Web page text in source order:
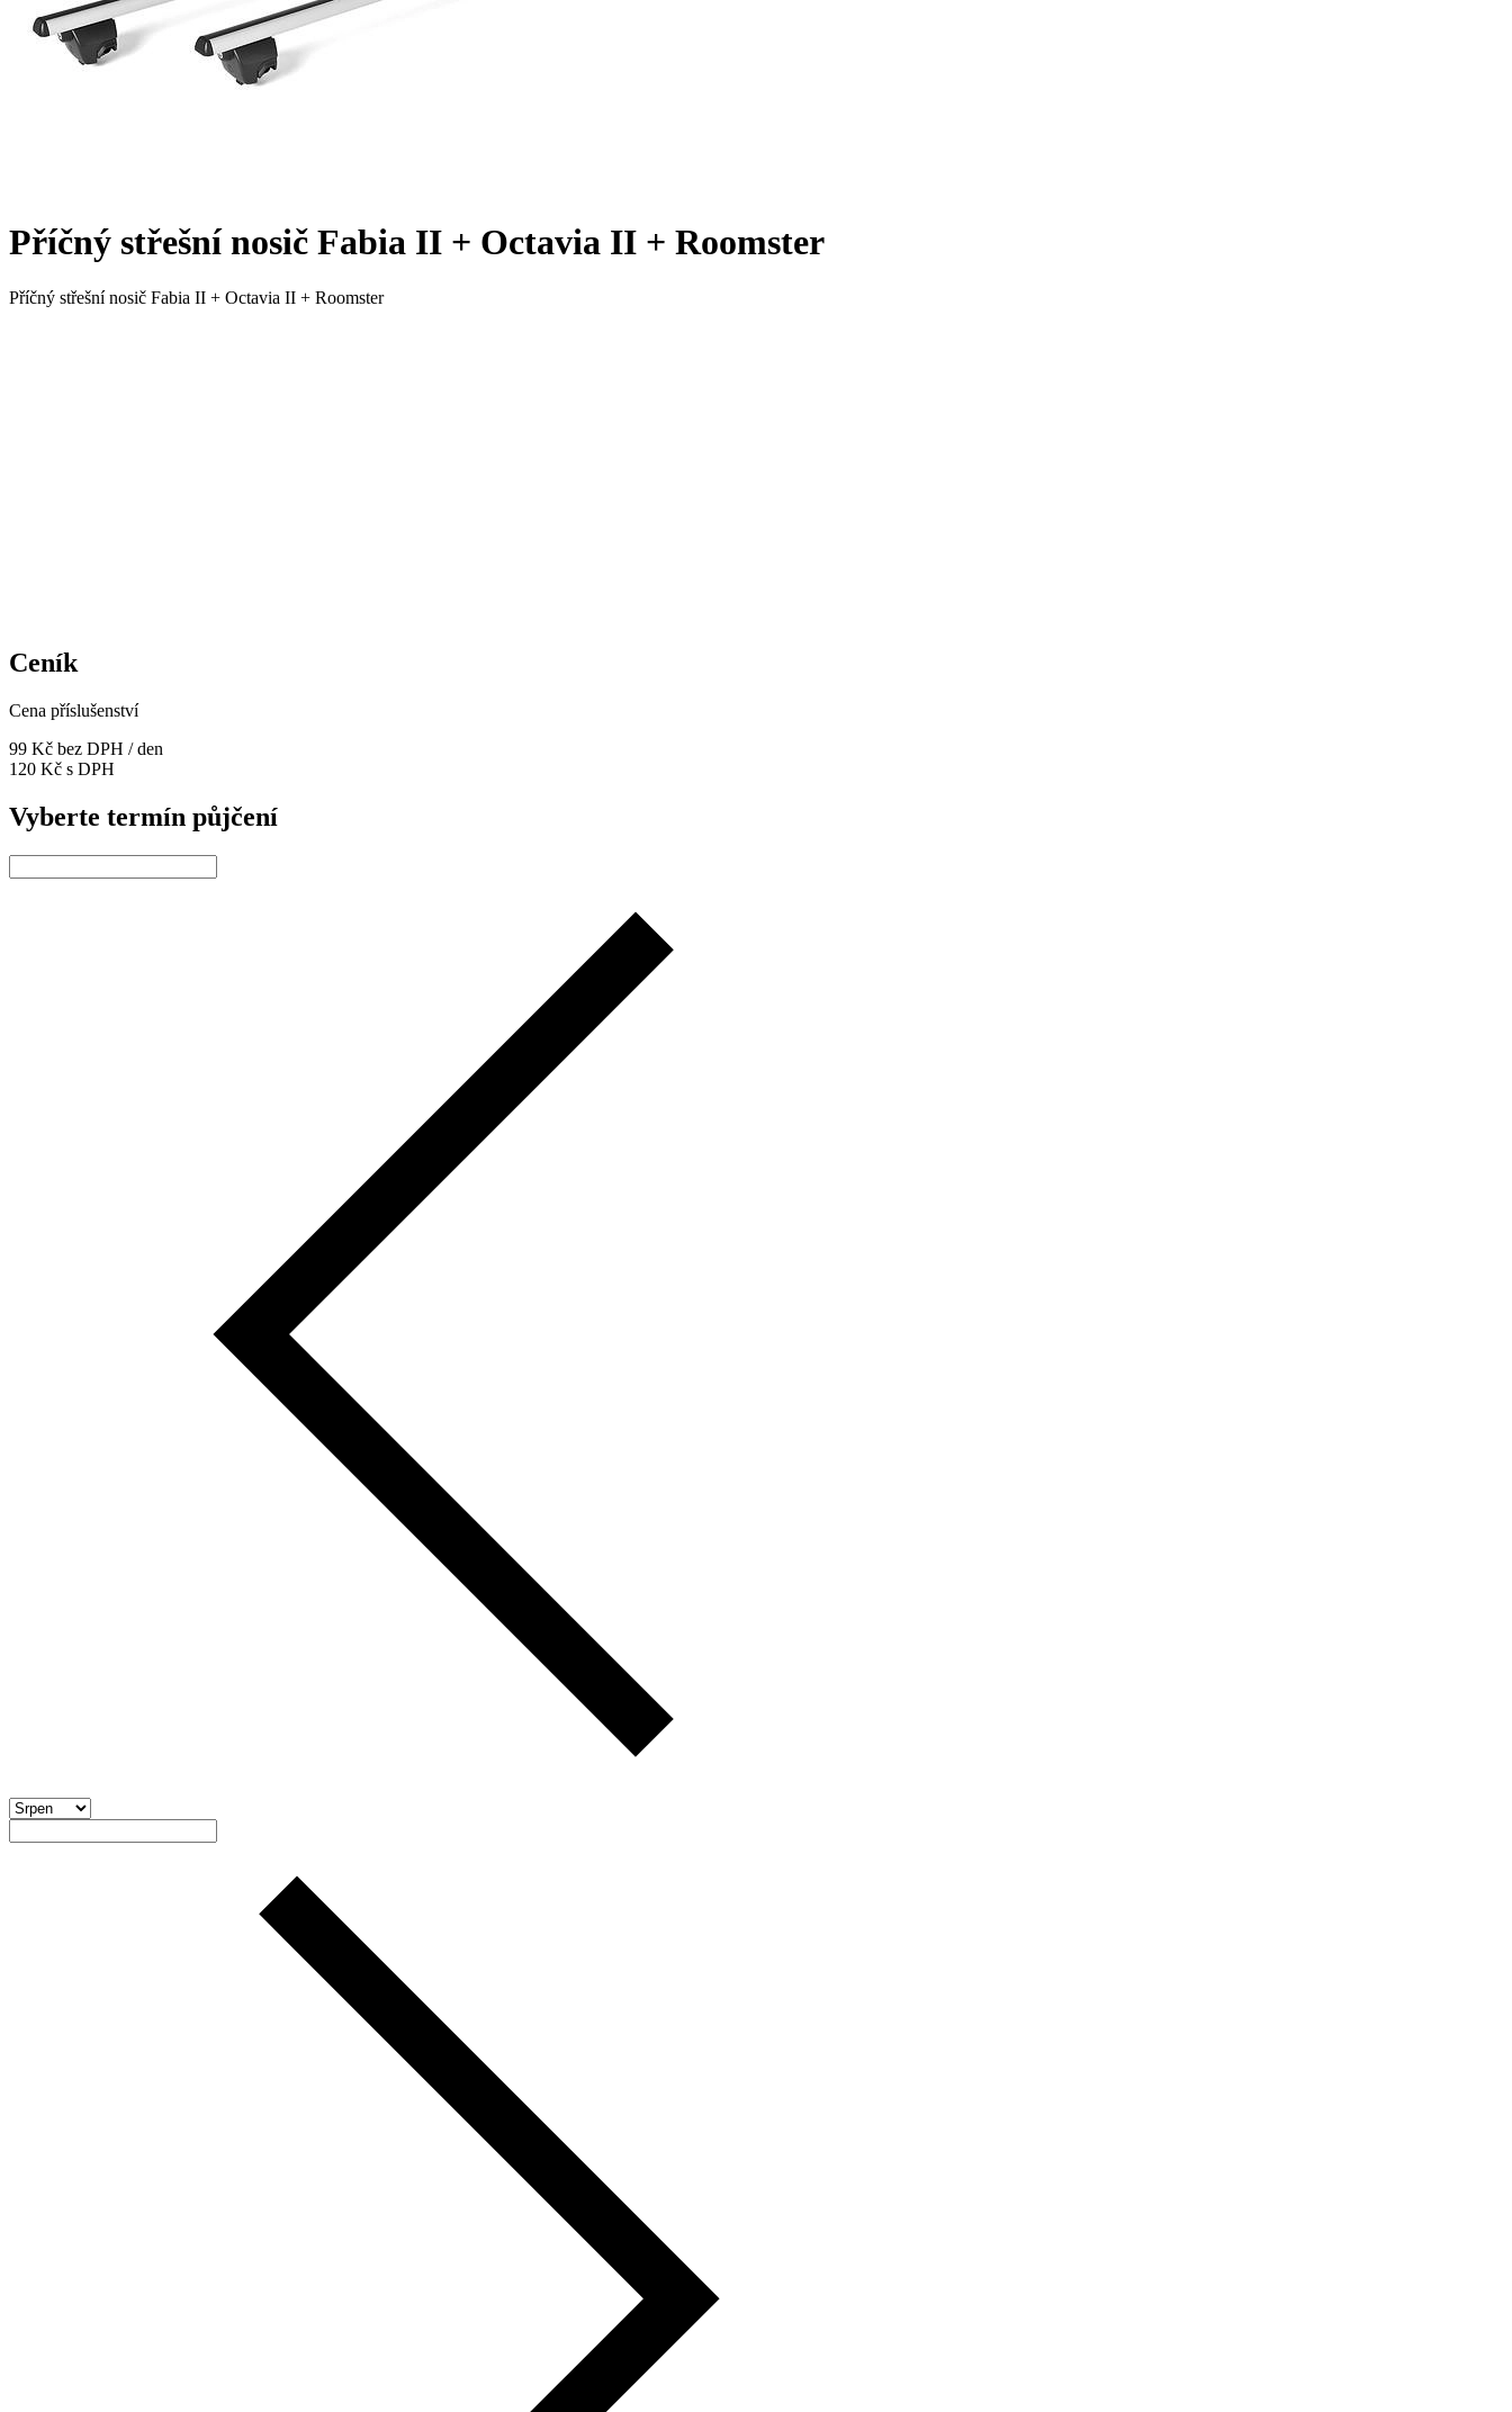
Příčný střešní nosič Fabia II + Octavia II + Roomster
Příčný střešní nosič Fabia II + Octavia II + Roomster
Ceník
Cena příslušenství
99 Kč bez DPH / den
120 Kč s DPH
Vyberte termín půjčení